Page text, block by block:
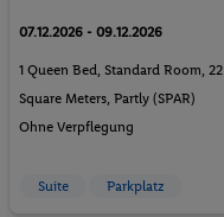
07.12.2026 - 09.12.2026
1 Queen Bed, Standard Room, 22
Square Meters, Partly (SPAR)
Ohne Verpflegung
Suite Parkplatz